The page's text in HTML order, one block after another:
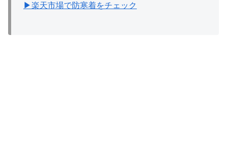
▶楽天市場で防寒着をチェック